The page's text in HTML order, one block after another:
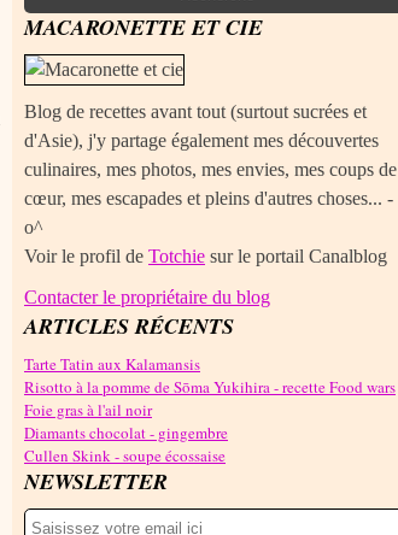
MACARONETTE ET CIE
Blog de recettes avant tout (surtout sucrées et
d'Asie), j'y partage également mes découvertes
culinaires, mes photos, mes envies, mes coups de
cœur, mes escapades et pleins d'autres choses... -
o^
Voir le profil de Totchie sur le portail Canalblog
Contacter le propriétaire du blog
ARTICLES RÉCENTS
Tarte Tatin aux Kalamansis
Risotto à la pomme de Sōma Yukihira - recette Food wars
Foie gras à l'ail noir
Diamants chocolat - gingembre
Cullen Skink - soupe écossaise
NEWSLETTER